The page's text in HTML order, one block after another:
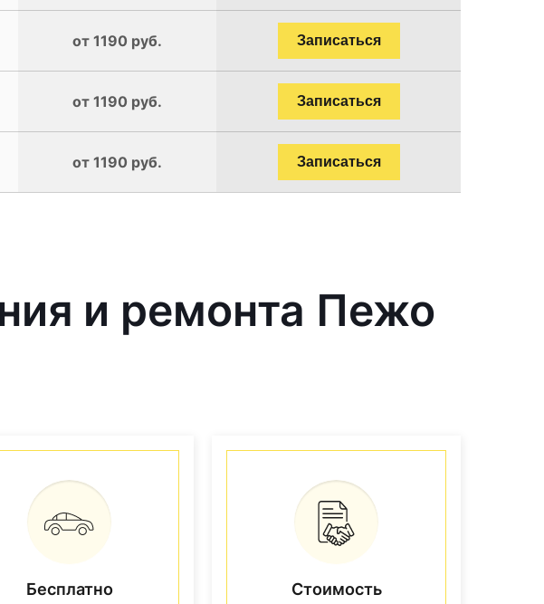
от 1190 руб. Записаться
от 1190 руб. Записаться
от 1190 руб. Записаться
и ремонта Пежо
Бесплатно Стоимость